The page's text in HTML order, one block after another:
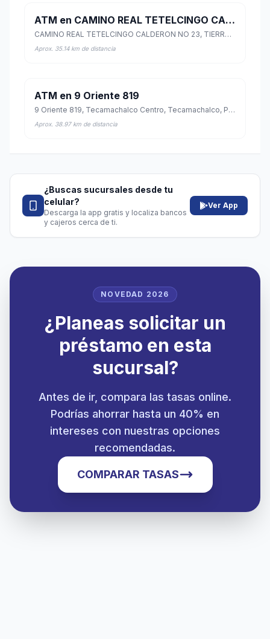
ATM en CAMINO REAL TETELCINGO CALDERON NO 23
CAMINO REAL TETELCINGO CALDERON NO 23, TIERRA LARGA, Amacuzac, Morelos
Aprox. 35.14 km de distancia
ATM en 9 Oriente 819
9 Oriente 819, Tecamachalco Centro, Tecamachalco, Puebla
Aprox. 38.97 km de distancia
¿Buscas sucursales desde tu
celular?
Descarga la app gratis y localiza bancos
y cajeros cerca de ti.
Ver App
NOVEDAD 2026
¿Planeas solicitar un
préstamo en esta
sucursal?
Antes de ir, compara las tasas online.
Podrías ahorrar hasta un 40% en
intereses con nuestras opciones
recomendadas.
COMPARAR TASAS